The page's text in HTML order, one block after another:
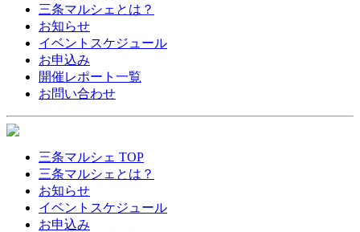
三条マルシェとは？
お知らせ
イベントスケジュール
お申込み
開催レポート一覧
お問い合わせ
三条マルシェ TOP
三条マルシェとは？
お知らせ
イベントスケジュール
お申込み